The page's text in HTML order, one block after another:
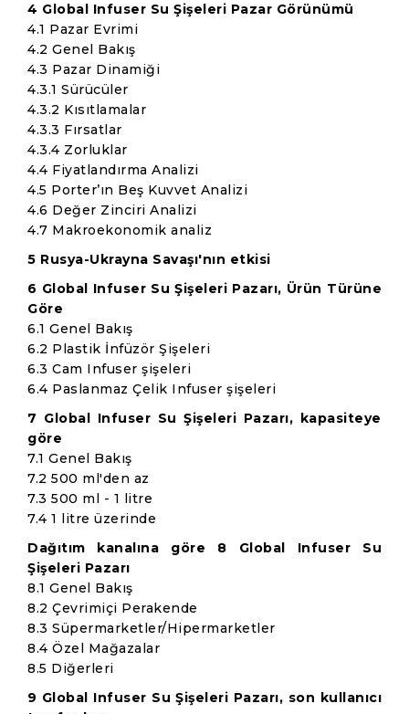
4 Global Infuser Su Şişeleri Pazar Görünümü
4.1 Pazar Evrimi
4.2 Genel Bakış
4.3 Pazar Dinamiği
4.3.1 Sürücüler
4.3.2 Kısıtlamalar
4.3.3 Fırsatlar
4.3.4 Zorluklar
4.4 Fiyatlandırma Analizi
4.5 Porter’ın Beş Kuvvet Analizi
4.6 Değer Zinciri Analizi
4.7 Makroekonomik analiz
5 Rusya-Ukrayna Savaşı'nın etkisi
6 Global Infuser Su Şişeleri Pazarı, Ürün Türüne
Göre
6.1 Genel Bakış
6.2 Plastik İnfüzör Şişeleri
6.3 Cam Infuser şişeleri
6.4 Paslanmaz Çelik Infuser şişeleri
7 Global Infuser Su Şişeleri Pazarı, kapasiteye
göre
7.1 Genel Bakış
7.2 500 ml'den az
7.3 500 ml - 1 litre
7.4 1 litre üzerinde
Dağıtım kanalına göre 8 Global Infuser Su
Şişeleri Pazarı
8.1 Genel Bakış
8.2 Çevrimiçi Perakende
8.3 Süpermarketler/Hipermarketler
8.4 Özel Mağazalar
8.5 Diğerleri
9 Global Infuser Su Şişeleri Pazarı, son kullanıcı